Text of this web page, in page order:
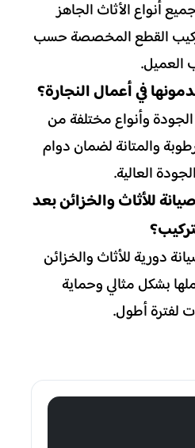
أنواع الأثاث الجاهز
القطع المخصصة حسب
العميل.
في أعمال النجارة؟
وأنواع مختلفة من
والمتانة لضمان دوام
العالية.
للأثاث والخزائن بعد
دورية للأثاث والخزائن
بشكل مثالي وحماية
لفترة أطول.